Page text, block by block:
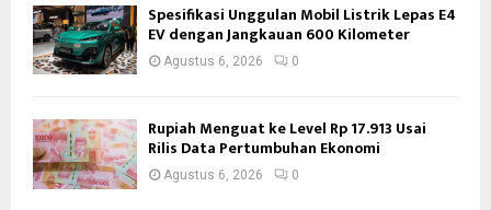
Spesifikasi Unggulan Mobil Listrik Lepas E4
EV dengan Jangkauan 600 Kilometer
Agustus 6, 2026 0
Rupiah Menguat ke Level Rp 17.913 Usai
Rilis Data Pertumbuhan Ekonomi
Agustus 6, 2026 0